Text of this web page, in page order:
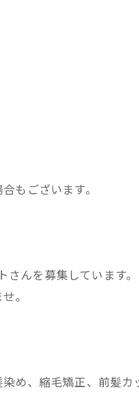
もございます。
んを募集しています。
。
め、縮毛矯正、前髪